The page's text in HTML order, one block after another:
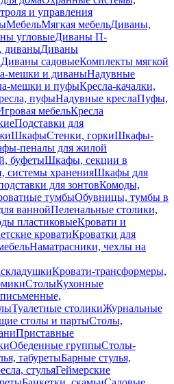
и управления
МебельМягкая мебельДиваны,
угловыеДиваны П-
диваныДиваны
Диваны садовыеКомплекты мягкой
мешки и диваныНадувные
мешки и пуфыКресла-качалки,
пуфыНадувные креслаПуфы,
мебельКресла
Подставки для
ШкафыСтенки, горкиШкафы-
пеналы для жилой
буфетыШкафы, секции в
системы храненияШкафы для
для зонтовКомоды,
тумбыОбувницы, тумбы в
ваннойПеленальные столики,
пластиковыеКровати и
кроватиКроватки для
Наматрасники, чехлы на
Кровати-трансформеры,
СтолыКухонные
Туалетные столикиЖурнальные
столы и партыСтолы,
Приставные
Обеденные группыСтолы-
табуретыБарные стулья,
стульяГеймерские